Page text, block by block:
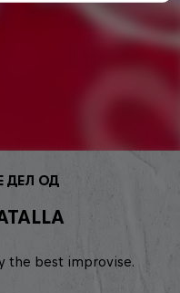
ДЕЛ ОД
the best improvise.